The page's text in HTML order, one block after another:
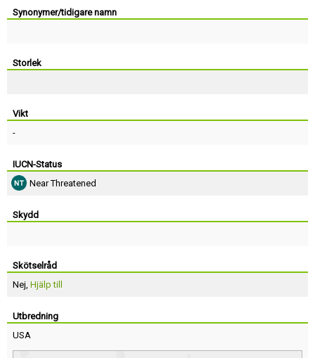
Synonymer/tidigare namn
Storlek
Vikt
-
IUCN-Status
Near Threatened
Skydd
Skötselråd
Nej, Hjälp till
Utbredning
USA